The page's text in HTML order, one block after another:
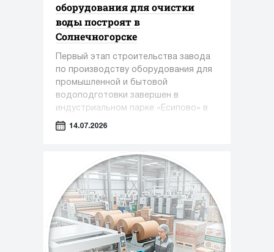
оборудования для очистки
воды построят в
Солнечногорске
Первый этап строительства завода
по производству оборудования для
промышленной и бытовой
водоподготовки завершен в
индустриальном парке «Есипово» в
Солнечногорском округе.
14.07.2026